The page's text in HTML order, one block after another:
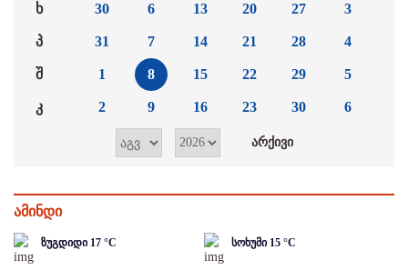
ხ
პ
შ
კ
30
31
1
2
6
7
8
9
13
14
15
16
20
21
22
23
27
28
29
30
3
4
5
6
ამინდი
ზუგდიდი 17 °C სოხუმი 15 °C